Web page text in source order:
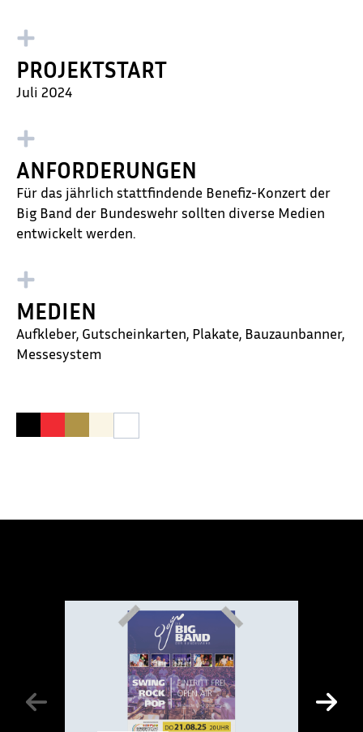
PROJEKTSTART
Juli 2024
ANFORDERUNGEN
Für das jährlich stattfindende Benefiz-Konzert der
Big Band der Bundeswehr sollten diverse Medien
entwickelt werden.
MEDIEN
Aufkleber, Gutscheinkarten, Plakate, Bauzaunbanner,
Messesystem